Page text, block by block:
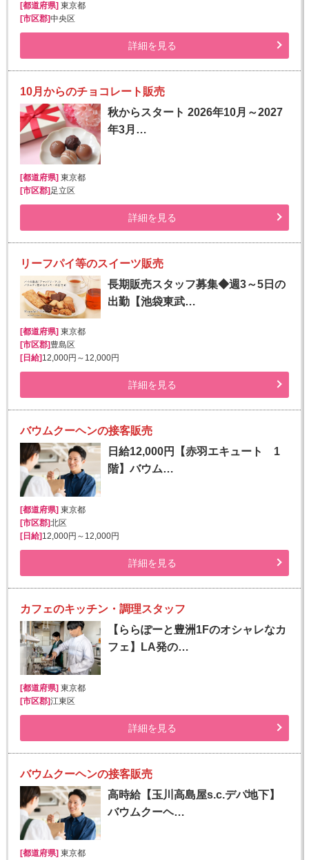
[都道府県] 東京都
[市区郡]中央区
詳細を見る
10月からのチョコレート販売
秋からスタート 2026年10月～2027
年3月…
[都道府県] 東京都
[市区郡] 足立区
詳細を見る
リーフパイ等のスイーツ販売
長期販売スタッフ募集◆週3～5日の
出勤【池袋東武…
[都道府県] 東京都
[市区郡] 豊島区
[日給] 12,000円～12,000円
詳細を見る
バウムクーヘンの接客販売
日給12,000円【赤羽エキュート 1
階】バウム…
[都道府県] 東京都
[市区郡]北区
[日給] 12,000円～12,000円
詳細を見る
カフェのキッチン・調理スタッフ
【ららぽーと豊洲1Fのオシャレなカ
フェ】LA発の…
[都道府県] 東京都
[市区郡]江東区
詳細を見る
バウムクーヘンの接客販売
高時給【玉川高島屋s.c.デパ地下】
バウムクーヘ…
[都道府県] 東京都